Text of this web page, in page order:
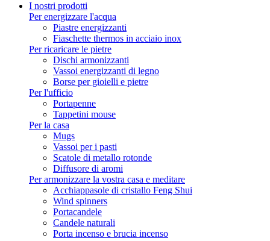
I nostri prodotti
Per energizzare l'acqua
Piastre energizzanti
Fiaschette thermos in acciaio inox
Per ricaricare le pietre
Dischi armonizzanti
Vassoi energizzanti di legno
Borse per gioielli e pietre
Per l'ufficio
Portapenne
Tappetini mouse
Per la casa
Mugs
Vassoi per i pasti
Scatole di metallo rotonde
Diffusore di aromi
Per armonizzare la vostra casa e meditare
Acchiappasole di cristallo Feng Shui
Wind spinners
Portacandele
Candele naturali
Porta incenso e brucia incenso